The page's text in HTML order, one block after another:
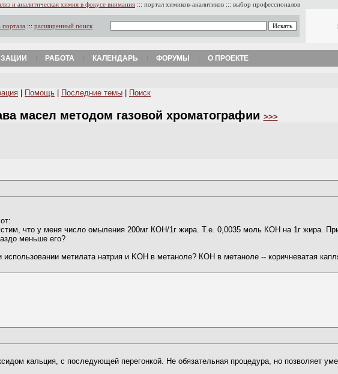
и аналитическая химия в фокусе внимания ::: портал химиков-аналитиков ::: выбор профессионалов
портала ::: расширенный поиск
РАБОТА КАЛЕНДАРЬ ФОРУМЫ О ПРОЕКТЕ
Помощь Последние темы Поиск
масел методом газовой хроматографии >>>
что у меня число омыления 200мг КОН/1г жира. Т.е. 0,0035 моль КОН на 1г жира.
меньше его?
метилата натрия и KOH в метаноле? КОН в метаноле -- коричневатая
кальция, с последующей перегонкой. Не обязательная процедура, но позволяет